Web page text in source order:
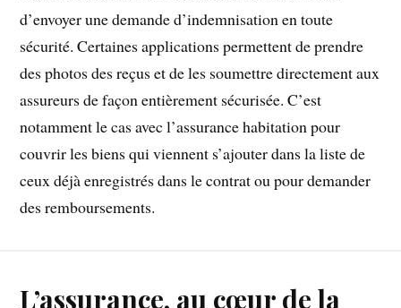
d’envoyer une demande d’indemnisation en toute
sécurité. Certaines applications permettent de prendre
des photos des reçus et de les soumettre directement aux
assureurs de façon entièrement sécurisée. C’est
notamment le cas avec l’assurance habitation pour
couvrir les biens qui viennent s’ajouter dans la liste de
ceux déjà enregistrés dans le contrat ou pour demander
des remboursements.
L’assurance, au cœur de la